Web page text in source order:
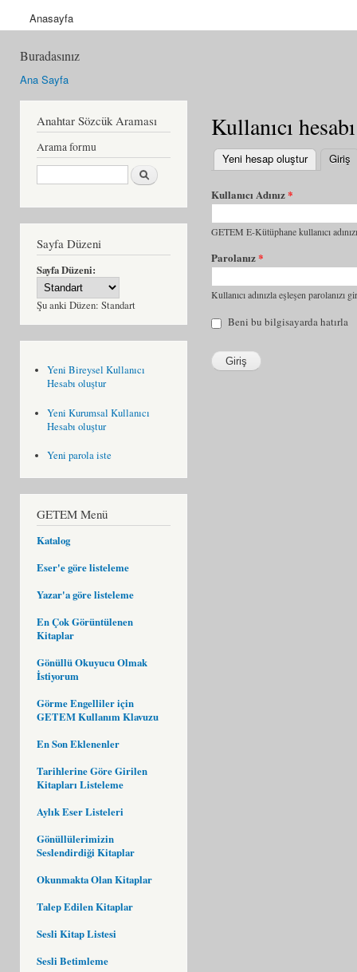
Anasayfa
Buradasınız
Ana Sayfa
Anahtar Sözcük Araması
Arama formu
Ara
Sayfa Düzeni
Sayfa Düzeni:
Şu anki Düzen: Standart
Yeni Bireysel Kullanıcı
Hesabı oluştur
Yeni Kurumsal Kullanıcı
Hesabı oluştur
Yeni parola iste
GETEM Menü
Katalog
Eser'e göre listeleme
Yazar'a göre listeleme
En Çok Görüntülenen
Kitaplar
Gönüllü Okuyucu Olmak
İstiyorum
Görme Engelliler için
GETEM Kullanım Klavuzu
En Son Eklenenler
Tarihlerine Göre Girilen
Kitapları Listeleme
Aylık Eser Listeleri
Gönüllülerimizin
Seslendirdiği Kitaplar
Okunmakta Olan Kitaplar
Talep Edilen Kitaplar
Sesli Kitap Listesi
Sesli Betimleme
Kullanıcı hesabı
Yeni hesap oluştur Giriş
Kullanıcı Adınız*
GETEM E-Kütüphane kullanıcı
Parolanız*
Kullanıcı adınızla eşleşen parolanızı
Beni bu bilgisayarda hatırla